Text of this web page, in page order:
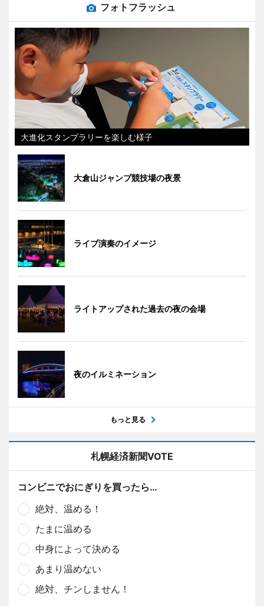
フォトフラッシュ
大進化スタンプラリーを楽しむ様子
大倉山ジャンプ競技場の夜景
ライブ演奏のイメージ
ライトアップされた過去の夜の会場
夜のイルミネーション
もっと見る
札幌経済新聞VOTE
コンビニでおにぎりを買ったら…
絶対、温める！
たまに温める
中身によって決める
あまり温めない
絶対、チンしません！